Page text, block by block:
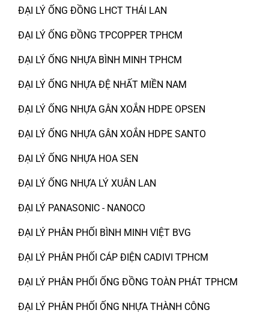
ĐẠI LÝ ỐNG ĐỒNG LHCT THÁI LAN
ĐẠI LÝ ỐNG ĐỒNG TPCOPPER TPHCM
ĐẠI LÝ ỐNG NHỰA BÌNH MINH TPHCM
ĐẠI LÝ ỐNG NHỰA ĐỆ NHẤT MIỀN NAM
ĐẠI LÝ ỐNG NHỰA GÂN XOẮN HDPE OPSEN
ĐẠI LÝ ỐNG NHỰA GÂN XOẮN HDPE SANTO
ĐẠI LÝ ỐNG NHỰA HOA SEN
ĐẠI LÝ ỐNG NHỰA LÝ XUÂN LAN
ĐẠI LÝ PANASONIC - NANOCO
ĐẠI LÝ PHÂN PHỐI BÌNH MINH VIỆT BVG
ĐẠI LÝ PHÂN PHỐI CÁP ĐIỆN CADIVI TPHCM
ĐẠI LÝ PHÂN PHỐI ỐNG ĐỒNG TOÀN PHÁT TPHCM
ĐẠI LÝ PHÂN PHỐI ỐNG NHỰA THÀNH CÔNG